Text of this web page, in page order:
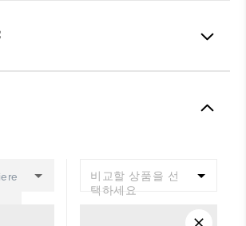
비교할 상품을 선
택하세요